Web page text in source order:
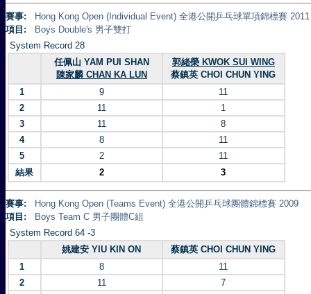
賽事:
Hong Kong Open (Individual Event) 全港公開乒乓球單項錦標賽 2011
項目:
Boys Double's 男子雙打
System Record 28
任佩山 YAM PUI SHAN
陳家麟 CHAN KA LUN
郭緒榮 KWOK SUI WING
蔡鎮英 CHOI CHUN YING
1
9
11
2
11
1
3
11
8
4
8
11
5
2
11
結果
2 3
賽事:
Hong Kong Open (Teams Event) 全港公開乒乓球團體錦標賽 2009
項目:
Boys Team C 男子團體C組
System Record 64 -3
姚建安 YIU KIN ON
蔡鎮英 CHOI CHUN YING
1
8
11
2
11
7